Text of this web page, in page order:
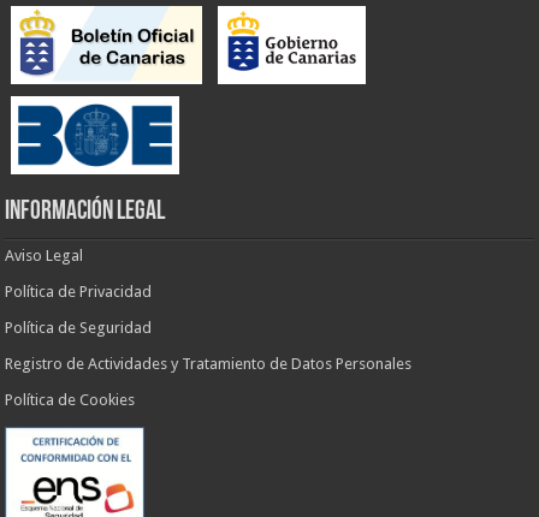
INFORMACIÓN LEGAL
Aviso Legal
Política de Privacidad
Política de Seguridad
Registro de Actividades y Tratamiento de Datos Personales
Política de Cookies